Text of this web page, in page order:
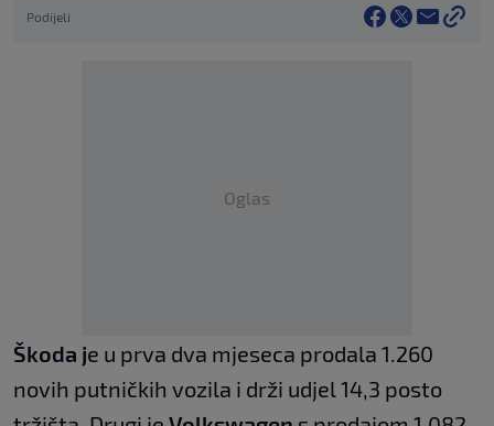
Podijeli
Oglas
Škoda je u prva dva mjeseca prodala 1.260
novih putničkih vozila i drži udjel 14,3 posto